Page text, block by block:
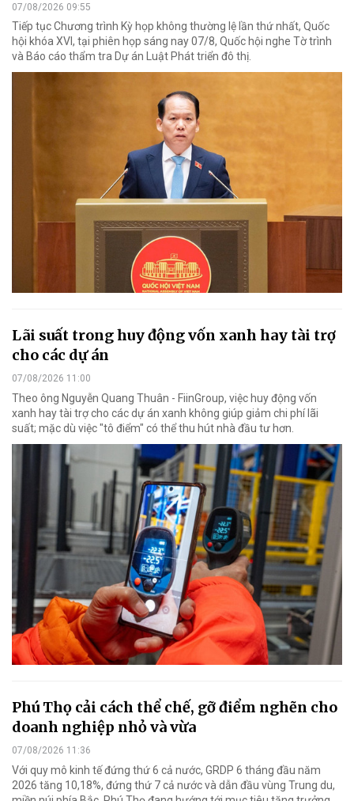
07/08/2026 09:55
Tiếp tục Chương trình Kỳ họp không thường lệ lần thứ nhất, Quốc
hội khóa XVI, tại phiên họp sáng nay 07/8, Quốc hội nghe Tờ trình
và Báo cáo thẩm tra Dự án Luật Phát triển đô thị.
Lãi suất trong huy động vốn xanh hay tài trợ
cho các dự án
07/08/2026 11:00
Theo ông Nguyễn Quang Thuân - FiinGroup, việc huy động vốn
xanh hay tài trợ cho các dự án xanh không giúp giảm chi phí lãi
suất; mặc dù việc "tô điểm" có thể thu hút nhà đầu tư hơn.
Phú Thọ cải cách thể chế, gỡ điểm nghẽn cho
doanh nghiệp nhỏ và vừa
07/08/2026 11:36
Với quy mô kinh tế đứng thứ 6 cả nước, GRDP 6 tháng đầu năm
2026 tăng 10,18%, đứng thứ 7 cả nước và dẫn đầu vùng Trung du,